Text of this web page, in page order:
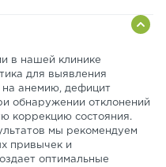
в нашей клинике
для выявления
анемию, дефицит
обнаружении отклонений
коррекцию состояния.
мы рекомендуем
привычек и
оптимальные